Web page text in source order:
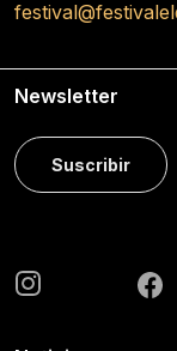
Newsletter
Suscribir